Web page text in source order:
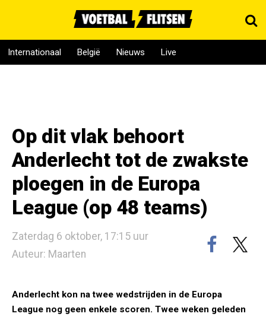
Internationaal België Nieuws Live
Op dit vlak behoort
Anderlecht tot de zwakste
ploegen in de Europa
League (op 48 teams)
Zaterdag 6 oktober, 17:15 uur
Auteur: Maarten
Anderlecht kon na twee wedstrijden in de Europa
League nog geen enkele scoren. Twee weken geleden